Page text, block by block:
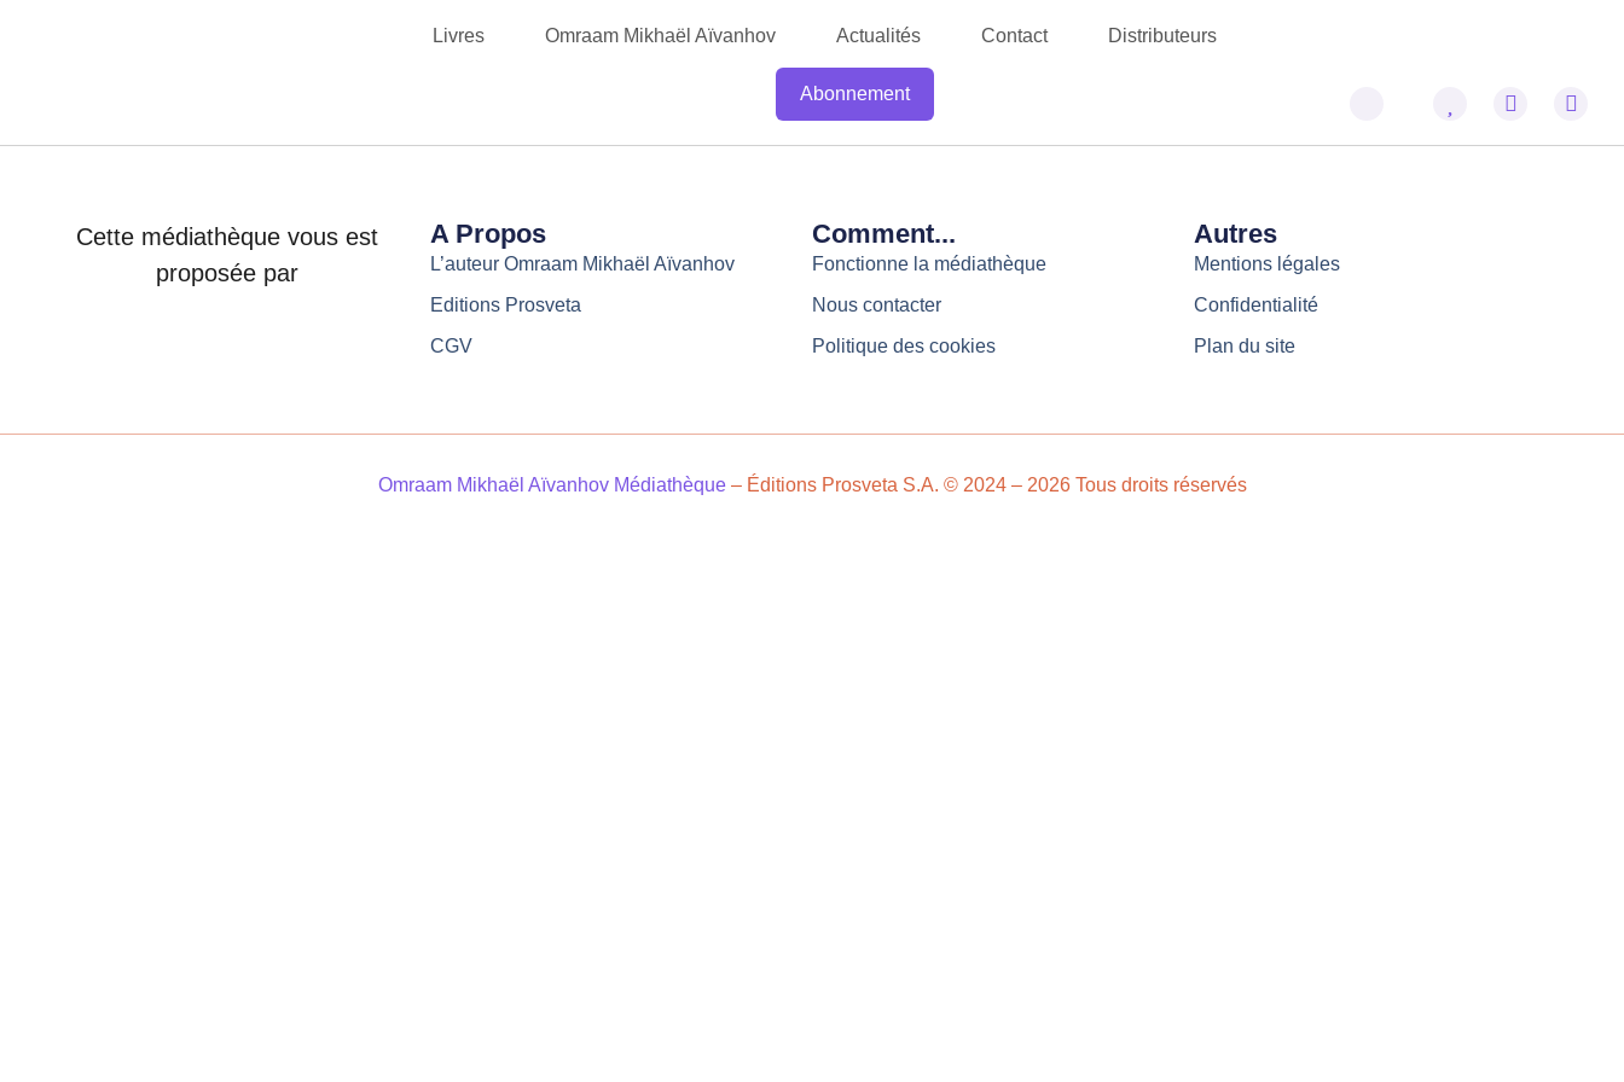
Livres Omraam Mikhaël Aïvanhov Actualités Contact Distributeurs
Abonnement
Cette médiathèque vous est
proposée par
A Propos
L’auteur Omraam Mikhaël Aïvanhov
Editions Prosveta
CGV
Comment...
Fonctionne la médiathèque
Nous contacter
Politique des cookies
Autres
Mentions légales
Confidentialité
Plan du site
Omraam Mikhaël Aïvanhov Médiathèque– Éditions Prosveta S.A. © 2024 – 2026 Tous droits réservés